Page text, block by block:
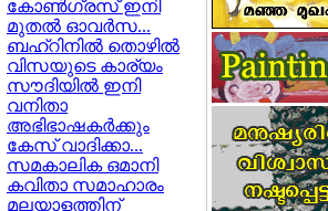
കോണ്‍ഗ്രസ് ഇനി
മുതല്‍ ഓവര്‍സ...
ബഹ്റിനില്‍ തൊഴില്‍
വിസയുടെ കാര്യം
സൗദിയില്‍ ഇനി
വനിതാ
അഭിഭാഷകര്‍ക്കും
കേസ് വാദിക്കാ...
സമകാലിക ഒമാനി
കവിതാ സമാഹാരം
മലയാളത്തിന്‌